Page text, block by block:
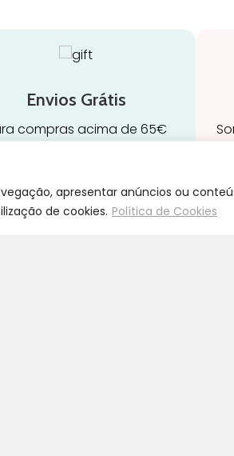
apresentar anúncios ou
de cookies. Política de Cookies
Envios Grátis
compras acima de 65€
Portugal Continental